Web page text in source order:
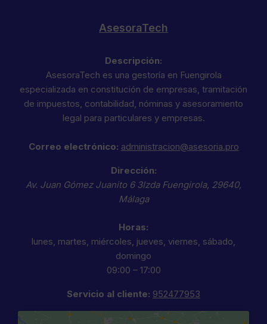
AsesoraTech
Descripción:
AsesoraTech es una gestoría en Fuengirola
especializada en constitución de empresas, tramitación
de impuestos, contabilidad, nóminas y asesoramiento
legal para particulares y empresas.
Correo electrónico: administracion@asesoria.pro
Dirección:
Av. Juan Gómez Juanito 6 3Izda Fuengirola, 29640,
Málaga
Horas:
lunes, martes, miércoles, jueves, viernes, sábado,
domingo
09:00 – 17:00
Servicio al cliente: 952477953